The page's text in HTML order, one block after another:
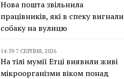
Нова пошта звільнила
працівників, які в спеку вигнали
собаку на вулицю
14:59 7 СЕРПНЯ, 2026
На тілі мумії Етці виявили живі
мікроорганізми віком понад